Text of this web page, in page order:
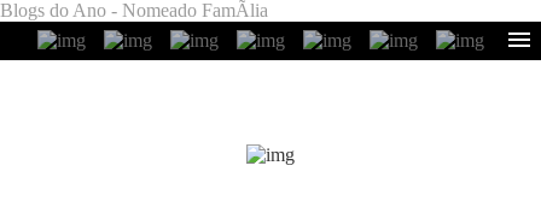
Blogs do Ano - Nomeado FamÃ­lia